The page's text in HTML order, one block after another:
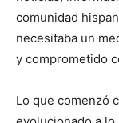
comunidad
necesitaba un
y comprometido
Lo que comenzó